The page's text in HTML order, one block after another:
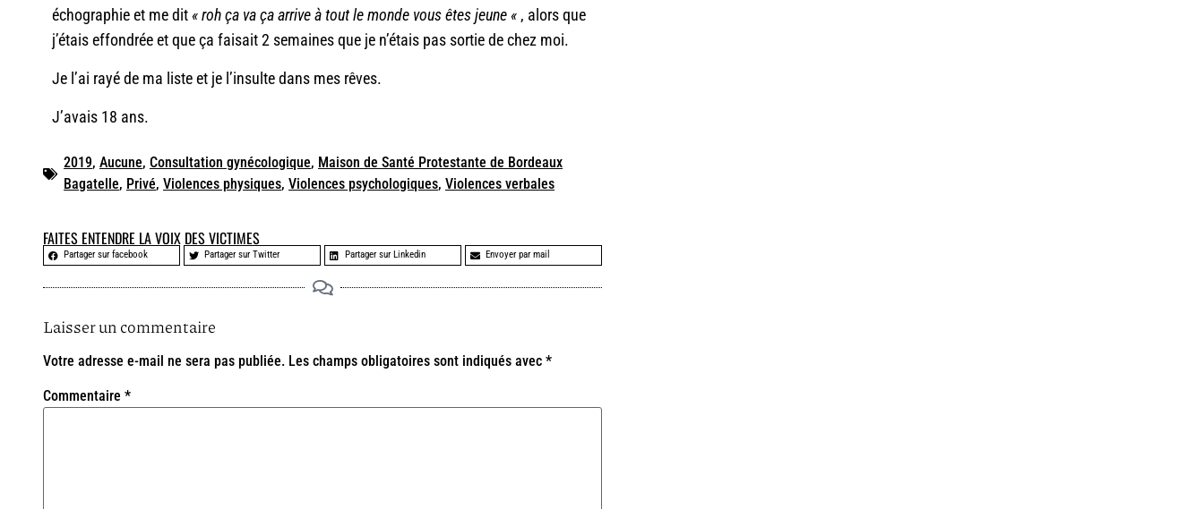
échographie et me dit« roh ça va ça arrive à tout le monde vous êtes jeune « , alors que
j’étais effondrée et que ça faisait 2 semaines que je n’étais pas sortie de chez moi.
Je l’ai rayé de ma liste et je l’insulte dans mes rêves.
J’avais 18 ans.
2019, Aucune, Consultation gynécologique, Maison de Santé Protestante de Bordeaux
Bagatelle, Privé, Violences physiques, Violences psychologiques, Violences verbales
FAITES ENTENDRE LA VOIX DES VICTIMES
Partager sur facebook Partager sur Twitter Partager sur Linkedin Envoyer par mail
Laisser un commentaire
Votre adresse e-mail ne sera pas publiée. Les champs obligatoires sont indiqués avec *
Commentaire *